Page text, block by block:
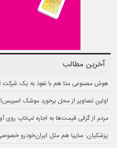
آخرین مطالب
هوش مصنوعی متا هم با نفوذ به یک شرکت
اولین تصاویر از محل برخورد موشک
مردم از گرانی قیمت‌ها به اجاره لپ‌تاپ روی
پزشکیان: سایپا هم مثل ایران‌خودرو